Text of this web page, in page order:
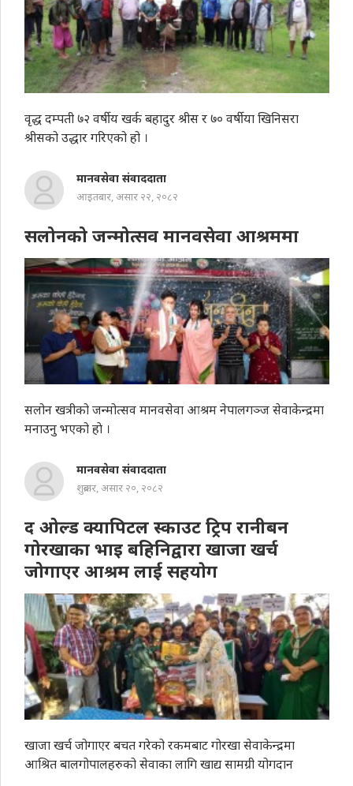
वृद्ध दम्पती ७२ वर्षीय खर्क बहादुर श्रीस र ७० वर्षीया खिनिसरा
श्रीसको उद्धार गरिएको हो ।
मानवसेवा संवाददाता
आइतबार, असार २२, २०८२
सलोनको जन्मोत्सव मानवसेवा आश्रममा
सलोन खत्रीको जन्मोत्सव मानवसेवा आश्रम नेपालगञ्ज सेवाकेन्द्रमा
मनाउनु भएको हाे ।
मानवसेवा संवाददाता
शुक्रबार, असार २०, २०८२
द ओल्ड क्यापिटल स्काउट ट्रिप रानीबन
गोरखाका भाइ बहिनिद्वारा खाजा खर्च
जोगाएर आश्रम लाई सहयाेग
खाजा खर्च जोगाएर बचत गरेको रकमबाट गोरखा सेवाकेन्द्रमा
आश्रित बालगोपालहरुको सेवाका लागि खाद्य सामग्री योगदान